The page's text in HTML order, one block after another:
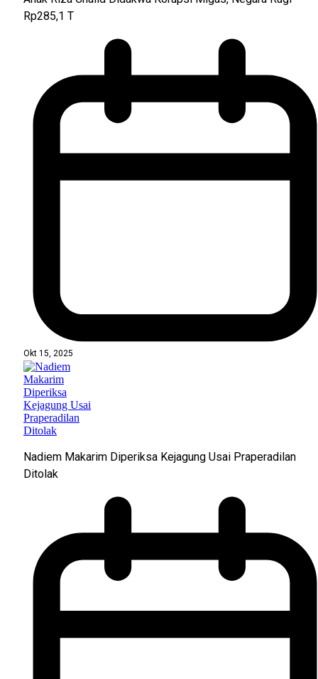
Rp285,1 T
Okt 15, 2025
Nadiem Makarim Diperiksa Kejagung Usai Praperadilan
Ditolak